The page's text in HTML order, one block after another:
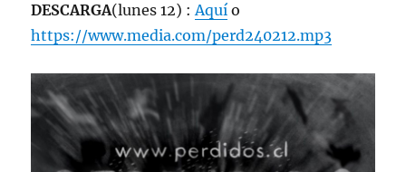
DESCARGA(lunes 12) :Aquí o
https://www.media.com/perd240212.mp3